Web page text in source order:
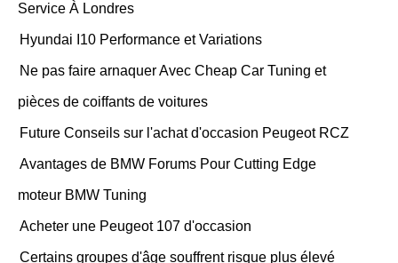
Service À Londres
Hyundai I10 Performance et Variations
Ne pas faire arnaquer Avec Cheap Car Tuning et
pièces de coiffants de voitures
Future Conseils sur l'achat d'occasion Peugeot RCZ
Avantages de BMW Forums Pour Cutting Edge
moteur BMW Tuning
Acheter une Peugeot 107 d'occasion
Certains groupes d'âge souffrent risque plus élevé